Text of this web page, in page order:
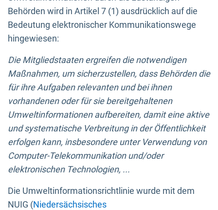
Behörden wird in Artikel 7 (1) ausdrücklich auf die
Bedeutung elektronischer Kommunikationswege
hingewiesen:
Die Mitgliedstaaten ergreifen die notwendigen
Maßnahmen, um sicherzustellen, dass Behörden die
für ihre Aufgaben relevanten und bei ihnen
vorhandenen oder für sie bereitgehaltenen
Umweltinformationen aufbereiten, damit eine aktive
und systematische Verbreitung in der Öffentlichkeit
erfolgen kann, insbesondere unter Verwendung von
Computer-Telekommunikation und/oder
elektronischen Technologien, ...
Die Umweltinformationsrichtlinie wurde mit dem
NUIG (Niedersächsisches